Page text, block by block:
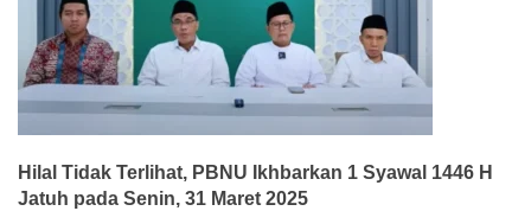
Hilal Tidak Terlihat, PBNU Ikhbarkan 1 Syawal 1446 H
Jatuh pada Senin, 31 Maret 2025